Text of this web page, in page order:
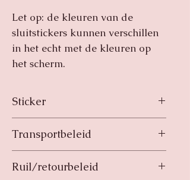
Let op: de kleuren van de
sluitstickers kunnen verschillen
in het echt met de kleuren op
het scherm.
Sticker
de vorm van een pietje, schoen,
bloem en hart. Te gebruiken als
sluitsticker of cadeausticker. Perfect
Transportbeleid
Uw pakket wordt nadat hij
Ruil/retourbeleid